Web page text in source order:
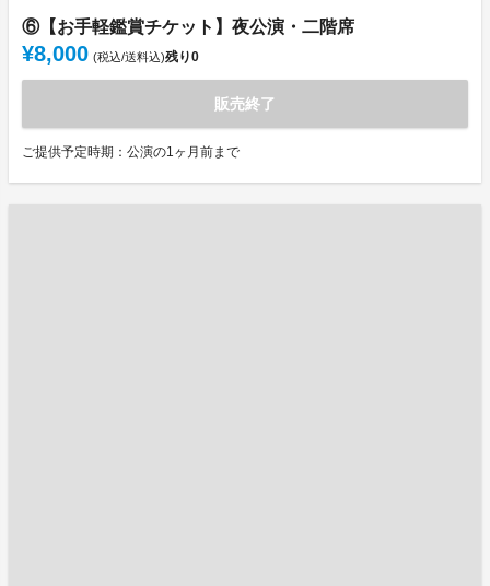
⑥【お手軽鑑賞チケット】夜公演・二階席
¥8,000 (税込/送料込)残り0
販売終了
ご提供予定時期：公演の1ヶ月前まで